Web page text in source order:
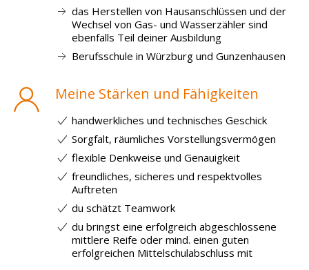
das Herstellen von Hausanschlüssen und der
Wechsel von Gas- und Wasserzähler sind
ebenfalls Teil deiner Ausbildung
Berufsschule in Würzburg und Gunzenhausen
Meine Stärken und Fähigkeiten
handwerkliches und technisches Geschick
Sorgfalt, räumliches Vorstellungsvermögen
flexible Denkweise und Genauigkeit
freundliches, sicheres und respektvolles
Auftreten
du schätzt Teamwork
du bringst eine erfolgreich abgeschlossene
mittlere Reife oder mind. einen guten
erfolgreichen Mittelschulabschluss mit